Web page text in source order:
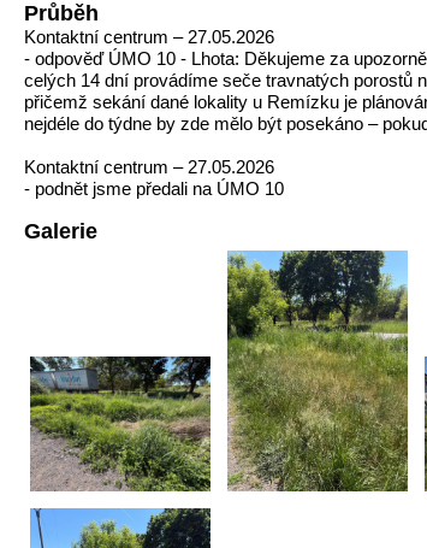
Průběh
Kontaktní centrum – 27.05.2026
- odpověď ÚMO 10 - Lhota: Děkujeme za
celých 14 dní provádíme seče travnatých porostů
přičemž sekání dané lokality u Remízku je
nejdéle do týdne by zde mělo být posekáno –
Kontaktní centrum – 27.05.2026
- podnět jsme předali na ÚMO 10
Galerie